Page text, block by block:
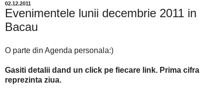
02.12.2011
Evenimentele lunii decembrie 2011 in
Bacau
O parte din Agenda personala:)
Gasiti detalii dand un click pe fiecare link. Prima cifra
reprezinta ziua.